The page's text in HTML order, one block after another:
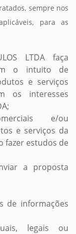
sempre nos
para as
LTDA faça
o intuito de
e serviços
os interesses
e/ou
e serviços da
fazer estudos de
a proposta
de informações
legais ou